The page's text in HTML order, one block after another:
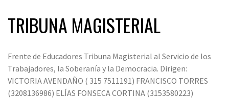
TRIBUNA MAGISTERIAL
Frente de Educadores Tribuna Magisterial al Servicio de los
Trabajadores, la Soberanía y la Democracia. Dirigen:
VICTORIA AVENDAÑO ( 315 7511191) FRANCISCO TORRES
(3208136986) ELÍAS FONSECA CORTINA (3153580223)